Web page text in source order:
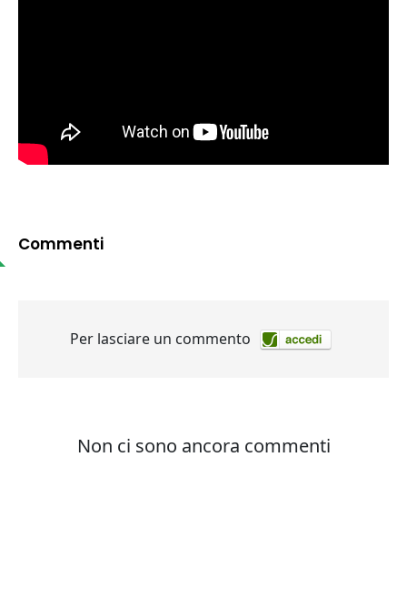
Commenti